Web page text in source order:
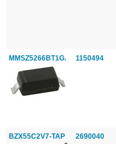
MMSZ5266BT1G. 1150494
BZX55C2V7-TAP 2690040